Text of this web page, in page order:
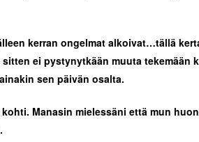
kerran ongelmat alkoivat…tällä
ei pystynytkään muuta tekemään
sen päivän osalta.
kohti. Manasin mielessäni että mun